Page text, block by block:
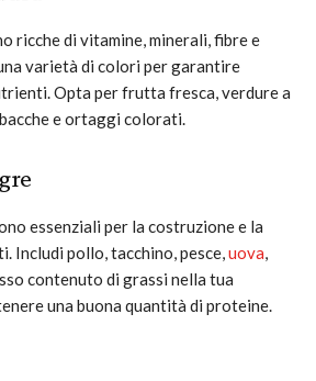
ricche di vitamine, minerali, fibre e
varietà di colori per garantire
Opta per frutta fresca, verdure a
e ortaggi colorati.
essenziali per la costruzione e la
Includi pollo, tacchino, pesce,uova,
contenuto di grassi nella tua
una buona quantità di proteine.